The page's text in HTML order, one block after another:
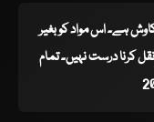
کاوش ہے۔ اس مواد کو بغیر
کرنا درست نہیں۔ تمام